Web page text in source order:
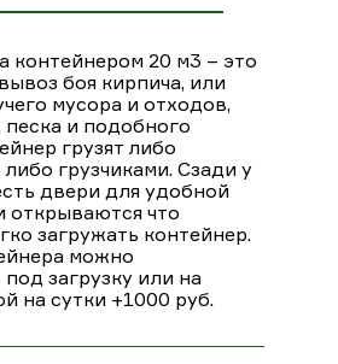
контейнером 20 м3 – это
боя кирпича, или
мусора и отходов,
песка и подобного
грузят либо
грузчиками. Сзади у
двери для удобной
открываются что
загружать контейнер.
можно
загрузку или на
на сутки +1000 руб.